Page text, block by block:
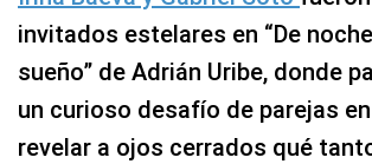
invitados estelares en “De
sueño” de Adrián Uribe, donde
un curioso desafío de parejas
revelar a ojos cerrados qué